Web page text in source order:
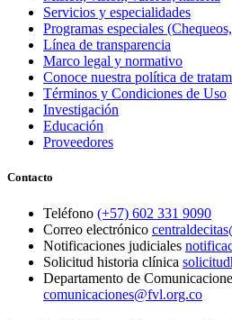
Servicios y especialidades
Programas especiales
Línea de transparencia
Marco legal y normativo
Conoce nuestra política de
Términos y Condiciones de Uso
Investigación
Educación
Proveedores
Contacto
Teléfono (+57) 602 331 9090
Correo electrónico
Notificaciones judiciales
Solicitud historia clínica
Departamento de
comunicaciones@fvl.org.co